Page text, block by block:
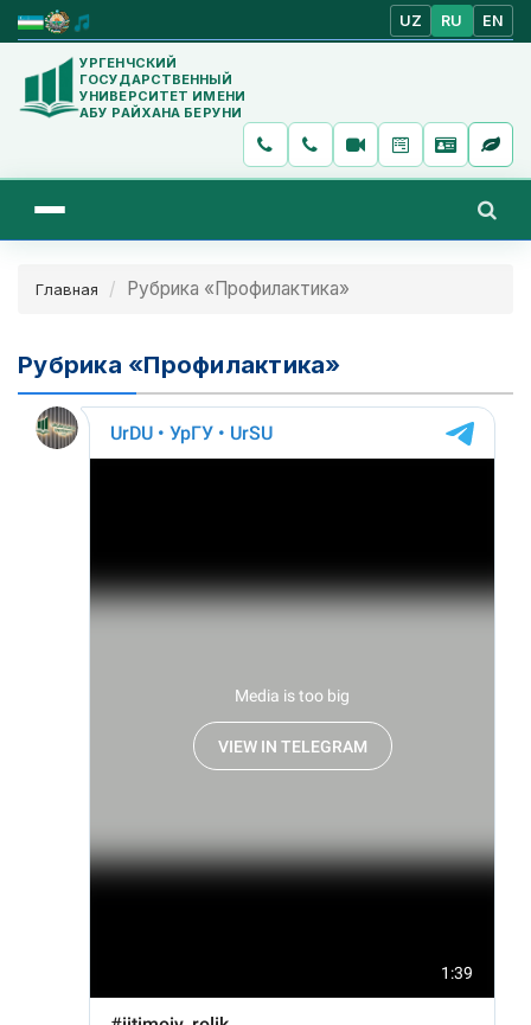
UZ RU EN
УРГЕНЧСКИЙ
ГОСУДАРСТВЕННЫЙ
УНИВЕРСИТЕТ ИМЕНИ
АБУ РАЙХАНА БЕРУНИ
Главная Рубрика «Профилактика»
Рубрика «Профилактика»